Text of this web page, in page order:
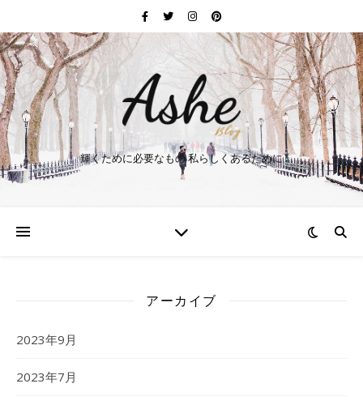
輝くために必要なもの 私らしくあるために
アーカイブ
2023年9月
2023年7月